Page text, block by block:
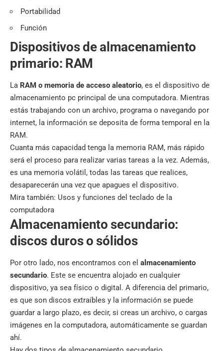
Portabilidad
Función
Dispositivos de almacenamiento
primario: RAM
La RAM o memoria de acceso aleatorio, es el dispositivo de
almacenamiento pc principal de una computadora. Mientras
estás trabajando con un archivo, programa o navegando por
internet, la información se deposita de forma temporal en la
RAM.
Cuanta más capacidad tenga la memoria RAM, más rápido
será el proceso para realizar varias tareas a la vez. Además,
es una memoria volátil, todas las tareas que realices,
desaparecerán una vez que apagues el dispositivo.
Mira también: Usos y funciones del teclado de la
computadora
Almacenamiento secundario:
discos duros o sólidos
Por otro lado, nos encontramos con el almacenamiento
secundario. Este se encuentra alojado en cualquier
dispositivo, ya sea físico o digital. A diferencia del primario,
es que son discos extraíbles y la información se puede
guardar a largo plazo, es decir, si creas un archivo, o cargas
imágenes en la computadora, automáticamente se guardan
ahí.